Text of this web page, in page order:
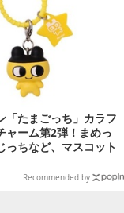
「たまごっち」カラフ
ャーム第2弾！まめっ
っちなど、マスコット
色がリンクした全6種
Recommended by